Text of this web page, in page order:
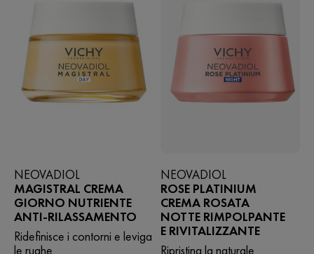
NEOVADIOL
MAGISTRAL CREMA
GIORNO NUTRIENTE
ANTI-RILASSAMENTO
Ridefinisce i contorni e leviga
le rughe
NEOVADIOL
ROSE PLATINIUM
CREMA ROSATA
NOTTE RIMPOLPANTE
E RIVITALIZZANTE
Ripristina la naturale